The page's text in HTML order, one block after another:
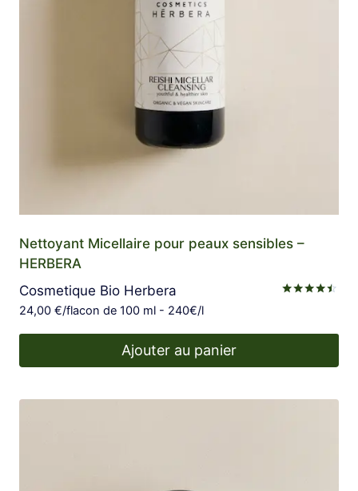
Nettoyant Micellaire pour peaux sensibles –
HERBERA
Cosmetique Bio Herbera
24,00 €/flacon de 100 ml - 240€/l
Ajouter au panier